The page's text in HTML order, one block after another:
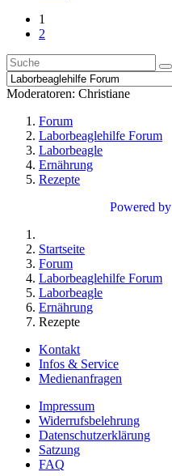
1
2
Moderatoren: Christiane
Forum
Laborbeaglehilfe Forum
Laborbeagle
Ernährung
Rezepte
Powered by
Startseite
Forum
Laborbeaglehilfe Forum
Laborbeagle
Ernährung
Rezepte
Kontakt
Infos & Service
Medienanfragen
Impressum
Widerrufsbelehrung
Datenschutzerklärung
Satzung
FAQ